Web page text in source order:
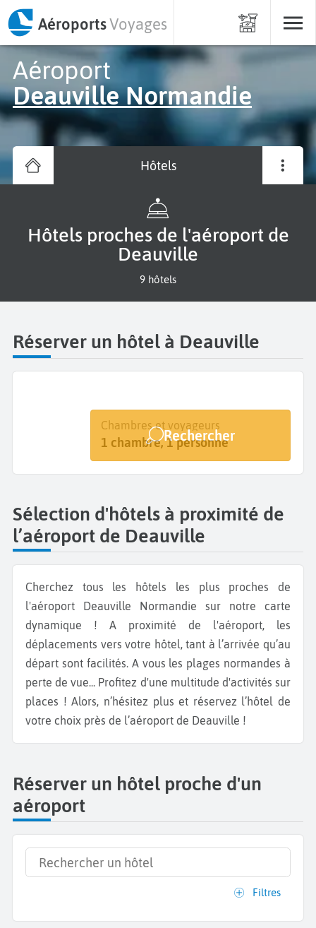
AéroportsVoyages
Aéroport
Deauville Normandie
Hôtels
Hôtels proches de l'aéroport de
Deauville
9 hôtels
Réserver un hôtel à Deauville
Destination
Deauville Normandie
Dates
Dates de votre séjour
Chambres et voyageurs
1 chambre, 1 personne
Rechercher
Sélection d'hôtels à proximité de
l’aéroport de Deauville
Cherchez tous les hôtels les plus proches de
l'aéroport Deauville Normandie sur notre carte
dynamique ! A proximité de l'aéroport, les
déplacements vers votre hôtel, tant à l’arrivée qu’au
départ sont facilités. A vous les plages normandes à
perte de vue... Profitez d'une multitude d'activités sur
places ! Alors, n’hésitez plus et réservez l’hôtel de
votre choix près de l’aéroport de Deauville !
Réserver un hôtel proche d'un
aéroport
Filtres